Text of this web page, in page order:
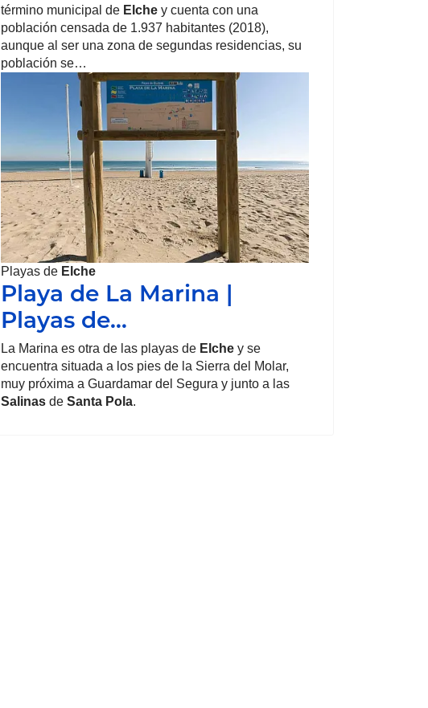
término municipal de Elche y cuenta con una
población censada de 1.937 habitantes (2018),
aunque al ser una zona de segundas residencias, su
población se…
Playas de Elche
Playa de La Marina |
Playas de…
La Marina es otra de las playas de Elche y se
encuentra situada a los pies de la Sierra del Molar,
muy próxima a Guardamar del Segura y junto a las
Salinas de Santa Pola.